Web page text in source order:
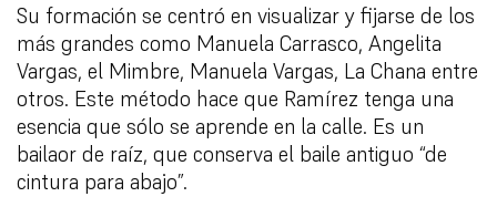
Su formación se centró en visualizar y fijarse de los
más grandes como Manuela Carrasco, Angelita
Vargas, el Mimbre, Manuela Vargas, La Chana entre
otros. Este método hace que Ramírez tenga una
esencia que sólo se aprende en la calle. Es un
bailaor de raíz, que conserva el baile antiguo “de
cintura para abajo”.